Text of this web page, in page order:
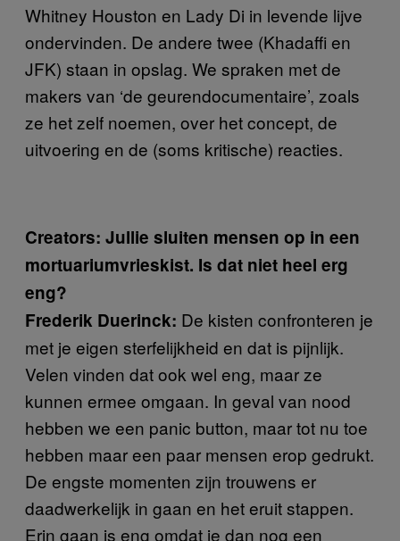
Whitney Houston en Lady Di in levende lijve
ondervinden. De andere twee (Khadaffi en
JFK) staan in opslag. We spraken met de
makers van ‘de geurendocumentaire’, zoals
ze het zelf noemen, over het concept, de
uitvoering en de (soms kritische) reacties.
Creators: Jullie sluiten mensen op in een
mortuariumvrieskist. Is dat niet heel erg
eng?
Frederik Duerinck: De kisten confronteren je
met je eigen sterfelijkheid en dat is pijnlijk.
Velen vinden dat ook wel eng, maar ze
kunnen ermee omgaan. In geval van nood
hebben we een panic button, maar tot nu toe
hebben maar een paar mensen erop gedrukt.
De engste momenten zijn trouwens er
daadwerkelijk in gaan en het eruit stappen.
Erin gaan is eng omdat je dan nog een